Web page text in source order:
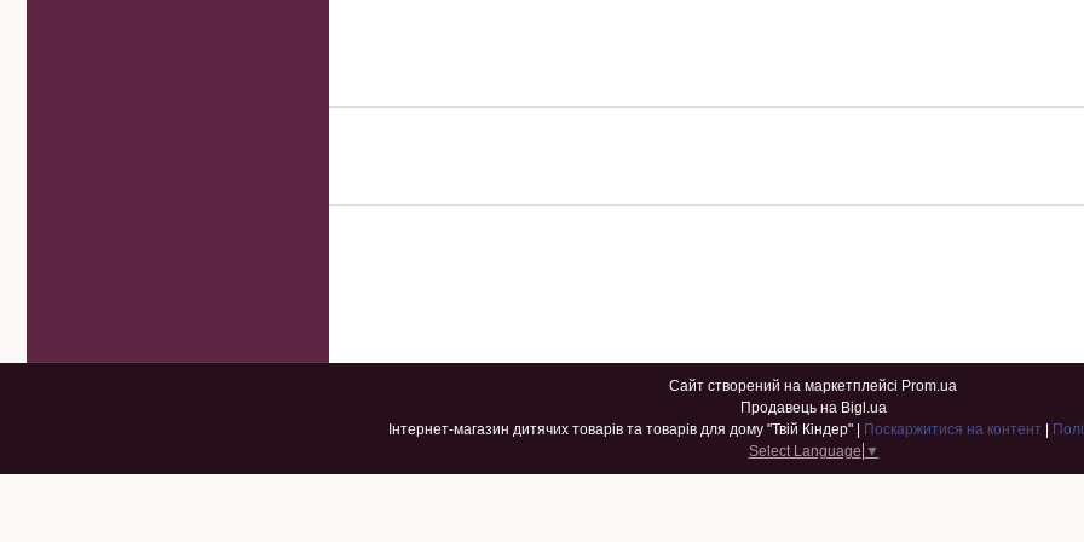
Сайт створений на маркетплейсі Prom.ua
Продавець на Bigl.ua
Інтернет-магазин дитячих товарів та товарів для дому "Твій Кіндер" | Поскаржитися на контент |
Select Language ▼